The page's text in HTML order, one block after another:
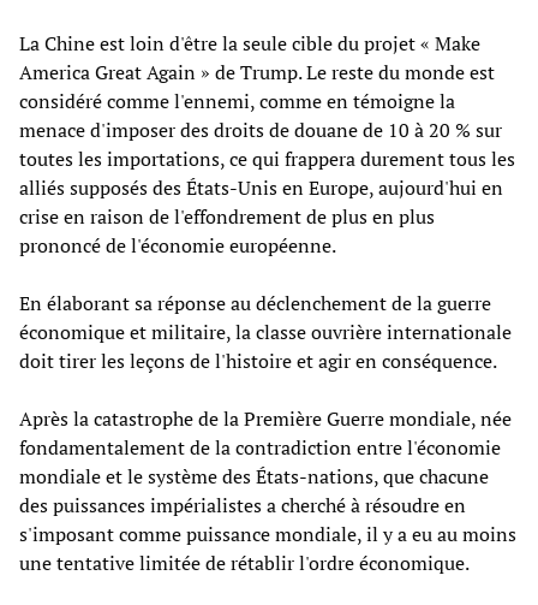
La Chine est loin d'être la seule cible du projet « Make
America Great Again » de Trump. Le reste du monde est
considéré comme l'ennemi, comme en témoigne la
menace d'imposer des droits de douane de 10 à 20 % sur
toutes les importations, ce qui frappera durement tous les
alliés supposés des États-Unis en Europe, aujourd'hui en
crise en raison de l'effondrement de plus en plus
prononcé de l'économie européenne.
En élaborant sa réponse au déclenchement de la guerre
économique et militaire, la classe ouvrière internationale
doit tirer les leçons de l'histoire et agir en conséquence.
Après la catastrophe de la Première Guerre mondiale, née
fondamentalement de la contradiction entre l'économie
mondiale et le système des États-nations, que chacune
des puissances impérialistes a cherché à résoudre en
s'imposant comme puissance mondiale, il y a eu au moins
une tentative limitée de rétablir l'ordre économique.